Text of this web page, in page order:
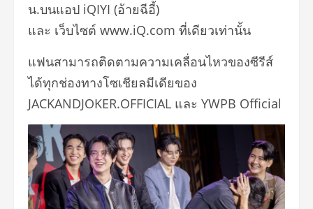
น.บนแอป iQIYI (อ้ายฉีอี้)
และ เว็บไซต์ www.iQ.com ที่เดียวเท่านั้น
แฟนสามารถติดตามความเคลื่อนไหวของซีรีส์
ได้ทุกช่องทางโซเชียลมีเดียของ
JACKANDJOKER.OFFICIAL และ YWPB Official